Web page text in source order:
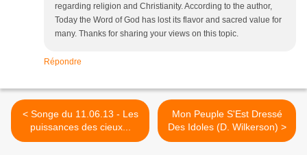
regarding religion and Christianity. According to the author,
Today the Word of God has lost its flavor and sacred value for
many. Thanks for sharing your views on this topic.
Répondre
< Songe du 11.06.13 - Les
puissances des cieux...
Mon Peuple S'Est Dressé
Des Idoles (D. Wilkerson) >